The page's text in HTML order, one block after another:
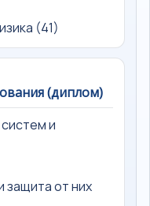
(41)
(диплом)
и
защита от них